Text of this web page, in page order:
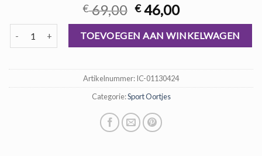
€69,00 Oorspronkelijke
prijs
was:
€ 69,00.
€46,00Huidige
prijs
is:
€ 46,00.
sport oortjes aantalTOEVOEGEN AAN WINKELWAGEN
Artikelnummer:IC-01130424
Categorie:Sport Oortjes